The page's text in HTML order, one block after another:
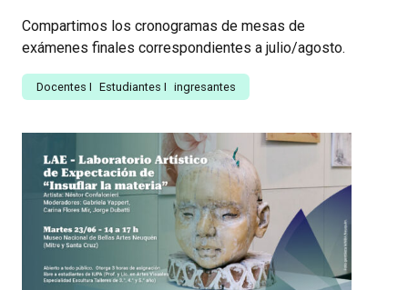
Compartimos los cronogramas de mesas de
exámenes finales correspondientes a julio/agosto.
Docentes I Estudiantes I ingresantes